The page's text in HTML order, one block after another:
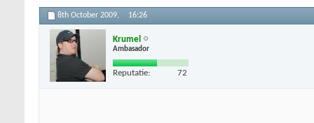
8th October 2009, 16:26
Krumel
Ambasador
Reputatie: 72